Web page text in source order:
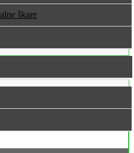
škare